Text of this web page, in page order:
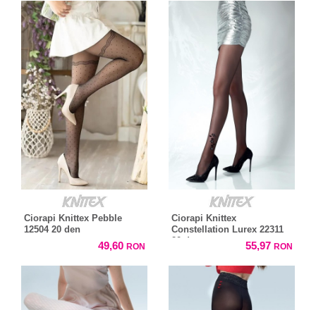
Ciorapi Knittex Pebble
12504 20 den
49,60 RON
Ciorapi Knittex
Constellation Lurex 22311
20 den
55,97 RON